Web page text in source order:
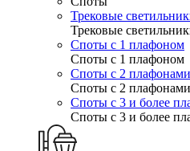
Трековые
Трековые
Споты с 1 плафоном
Споты с 1 плафоном
Споты с 2 плафонами
Споты с 2 плафонами
Споты с 3 и более
Споты с 3 и более